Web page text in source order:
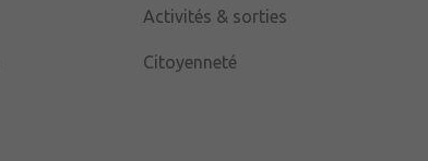
Activités & sorties
Citoyenneté